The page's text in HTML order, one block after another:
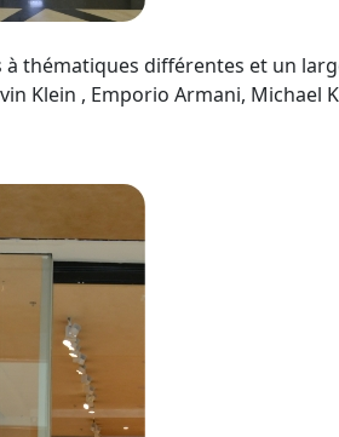
thématiques différentes et un
Klein , Emporio Armani,